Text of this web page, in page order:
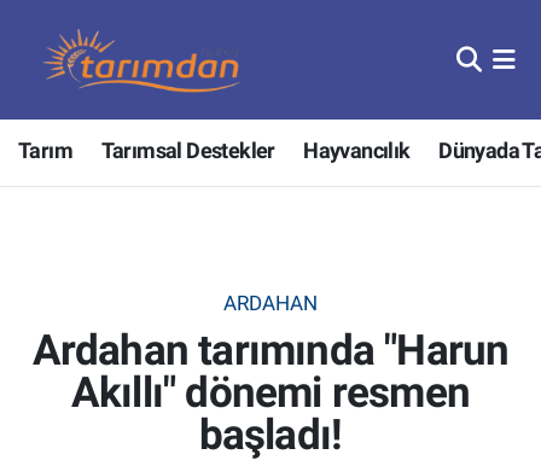
Tarım Tarımsal Destekler Hayvancılık Dünyada
ARDAHAN
Ardahan tarımında "Harun
Akıllı" dönemi resmen
başladı!
Tarım
Hayvancılık
Tarımsal Destekler
Tarım Bakanlığı
Nöbetçi Eczaneler
Hava Durumu
Tüm Manşetler
Son Dakika Haberleri